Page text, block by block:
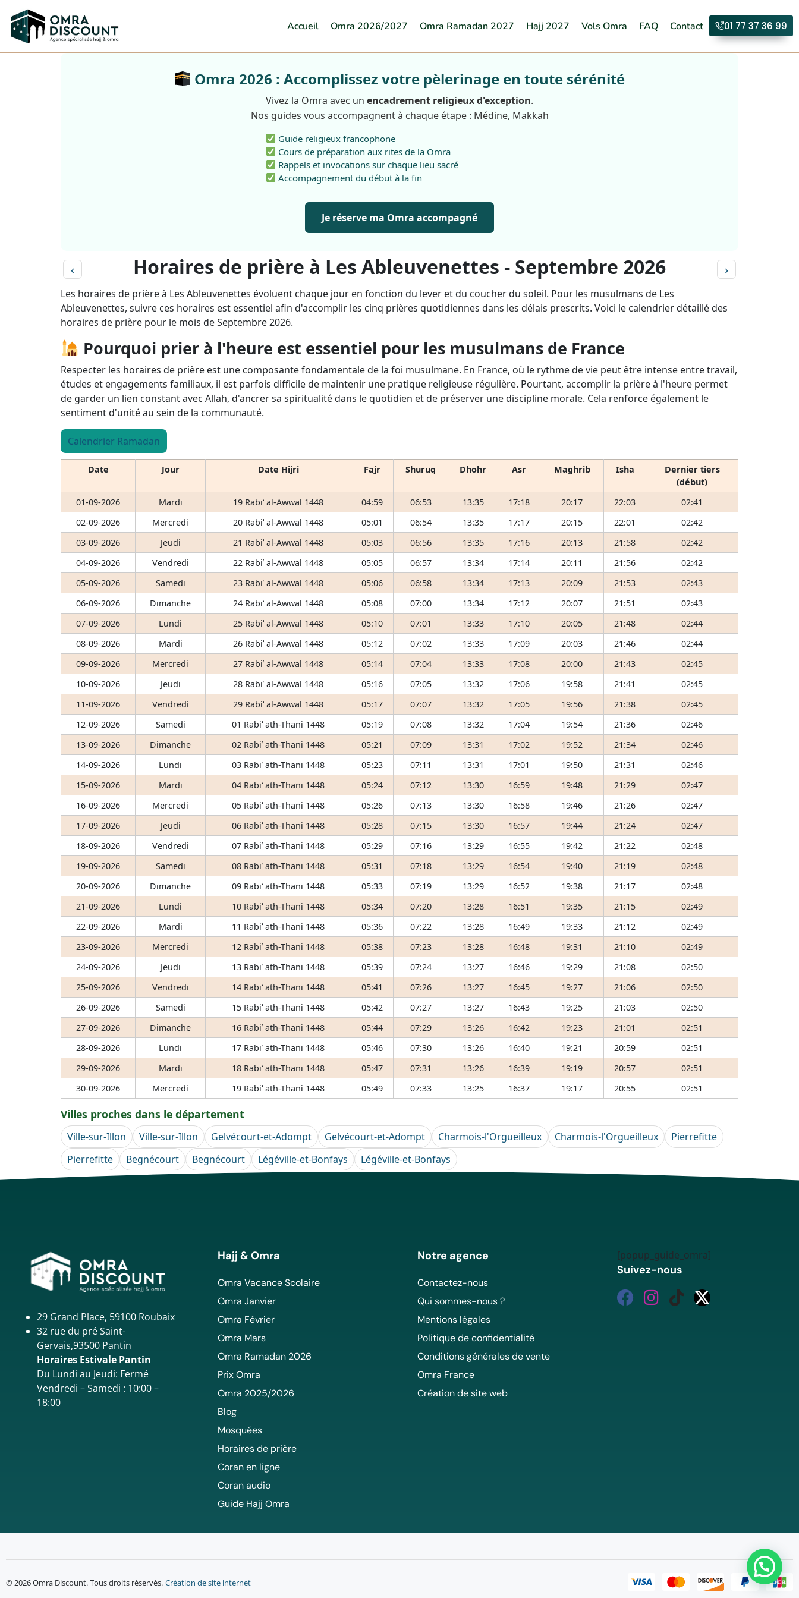
Accueil Omra 2026/2027 Omra Ramadan 2027 Hajj 2027 Vols Omra FAQ Contact 01 77 37 36 99
Omra 2026 : Accomplissez votre pèlerinage en toute sérénité
Vivez la Omra avec un encadrement religieux d'exception.
Nos guides vous accompagnent à chaque étape : Médine, Makkah
Guide religieux francophone
Cours de préparation aux rites de la Omra
Rappels et invocations sur chaque lieu sacré
Accompagnement du début à la fin
Je réserve ma Omra accompagné
‹ Horaires de prière à Les Ableuvenettes - Septembre 2026 ›
Les horaires de prière à Les Ableuvenettes évoluent chaque jour en fonction du lever et du coucher du soleil. Pour les musulmans de Les
Ableuvenettes, suivre ces horaires est essentiel afin d'accomplir les cinq prières quotidiennes dans les délais prescrits. Voici le calendrier détaillé des
horaires de prière pour le mois de Septembre 2026.
Pourquoi prier à l'heure est essentiel pour les musulmans de France
Respecter les horaires de prière est une composante fondamentale de la foi musulmane. En France, où le rythme de vie peut être intense entre travail,
études et engagements familiaux, il est parfois difficile de maintenir une pratique religieuse régulière. Pourtant, accomplir la prière à l'heure permet
de garder un lien constant avec Allah, d'ancrer sa spiritualité dans le quotidien et de préserver une discipline morale. Cela renforce également le
sentiment d'unité au sein de la communauté.
Calendrier Ramadan
Date Jour Date Hijri Fajr Shuruq Dhohr Asr Maghrib Isha
Dernier tiers
(début)
01-09-2026
Mardi 19 Rabiʿ al-Awwal 1448 04:59 06:53 13:35 17:18 20:17 22:03
02:41
02-09-2026
Mercredi 20 Rabiʿ al-Awwal 1448 05:01 06:54 13:35 17:17 20:15 22:01
02:42
03-09-2026
Jeudi 21 Rabiʿ al-Awwal 1448 05:03 06:56 13:35 17:16 20:13 21:58
02:42
04-09-2026
Vendredi 22 Rabiʿ al-Awwal 1448 05:05 06:57 13:34 17:14 20:11 21:56
02:42
05-09-2026
Samedi 23 Rabiʿ al-Awwal 1448 05:06 06:58 13:34 17:13 20:09 21:53
02:43
06-09-2026
Dimanche 24 Rabiʿ al-Awwal 1448 05:08 07:00 13:34 17:12 20:07 21:51
02:43
07-09-2026
Lundi 25 Rabiʿ al-Awwal 1448 05:10 07:01 13:33 17:10 20:05 21:48
02:44
08-09-2026
Mardi 26 Rabiʿ al-Awwal 1448 05:12 07:02 13:33 17:09 20:03 21:46
02:44
09-09-2026
Mercredi 27 Rabiʿ al-Awwal 1448 05:14 07:04 13:33 17:08 20:00 21:43
02:45
10-09-2026
Jeudi 28 Rabiʿ al-Awwal 1448 05:16 07:05 13:32 17:06 19:58 21:41
02:45
11-09-2026
Vendredi 29 Rabiʿ al-Awwal 1448 05:17 07:07 13:32 17:05 19:56 21:38
02:45
12-09-2026
Samedi 01 Rabiʿ ath-Thani 1448 05:19 07:08 13:32 17:04 19:54 21:36
02:46
13-09-2026
Dimanche 02 Rabiʿ ath-Thani 1448 05:21 07:09 13:31 17:02 19:52 21:34
02:46
14-09-2026
Lundi 03 Rabiʿ ath-Thani 1448 05:23 07:11 13:31 17:01 19:50 21:31
02:46
15-09-2026
Mardi 04 Rabiʿ ath-Thani 1448 05:24 07:12 13:30 16:59 19:48 21:29
02:47
16-09-2026
Mercredi 05 Rabiʿ ath-Thani 1448 05:26 07:13 13:30 16:58 19:46 21:26
02:47
17-09-2026
Jeudi 06 Rabiʿ ath-Thani 1448 05:28 07:15 13:30 16:57 19:44 21:24
02:47
18-09-2026
Vendredi 07 Rabiʿ ath-Thani 1448 05:29 07:16 13:29 16:55 19:42 21:22
02:48
19-09-2026
Samedi 08 Rabiʿ ath-Thani 1448 05:31 07:18 13:29 16:54 19:40 21:19
02:48
20-09-2026
Dimanche 09 Rabiʿ ath-Thani 1448 05:33 07:19 13:29 16:52 19:38 21:17
02:48
21-09-2026
Lundi 10 Rabiʿ ath-Thani 1448 05:34 07:20 13:28 16:51 19:35 21:15
02:49
22-09-2026
Mardi 11 Rabiʿ ath-Thani 1448 05:36 07:22 13:28 16:49 19:33 21:12
02:49
23-09-2026
Mercredi 12 Rabiʿ ath-Thani 1448 05:38 07:23 13:28 16:48 19:31 21:10
02:49
24-09-2026
Jeudi 13 Rabiʿ ath-Thani 1448 05:39 07:24 13:27 16:46 19:29 21:08
02:50
25-09-2026
Vendredi 14 Rabiʿ ath-Thani 1448 05:41 07:26 13:27 16:45 19:27 21:06
02:50
26-09-2026
Samedi 15 Rabiʿ ath-Thani 1448 05:42 07:27 13:27 16:43 19:25 21:03
02:50
27-09-2026
Dimanche 16 Rabiʿ ath-Thani 1448 05:44 07:29 13:26 16:42 19:23 21:01
02:51
28-09-2026
Lundi 17 Rabiʿ ath-Thani 1448 05:46 07:30 13:26 16:40 19:21 20:59
02:51
29-09-2026
Mardi 18 Rabiʿ ath-Thani 1448 05:47 07:31 13:26 16:39 19:19 20:57
02:51
30-09-2026
Mercredi 19 Rabiʿ ath-Thani 1448 05:49 07:33 13:25 16:37 19:17 20:55 02:51
Villes proches dans le département
Ville-sur-Illon Ville-sur-Illon Gelvécourt-et-Adompt Gelvécourt-et-Adompt Charmois-l'Orgueilleux Charmois-l'Orgueilleux
Pierrefitte
Pierrefitte
Begnécourt Begnécourt Légéville-et-Bonfays Légéville-et-Bonfays
29 Grand Place, 59100 Roubaix
32 rue du pré Saint-
Gervais,93500 Pantin
Horaires Estivale Pantin
Du Lundi au Jeudi: Fermé
Vendredi – Samedi : 10:00 –
18:00
Hajj & Omra
Omra Vacance Scolaire
Omra Janvier
Omra Février
Omra Mars
Omra Ramadan 2026
Prix Omra
Omra 2025/2026
Blog
Mosquées
Horaires de prière
Coran en ligne
Coran audio
Guide Hajj Omra
Notre agence
Contactez-nous
Qui sommes-nous ?
Mentions légales
Politique de confidentialité
Conditions générales de vente
Omra France
Création de site web
[popup_guide_omra]
Suivez-nous
© 2026 Omra Discount. Tous droits réservés. Création de site internet